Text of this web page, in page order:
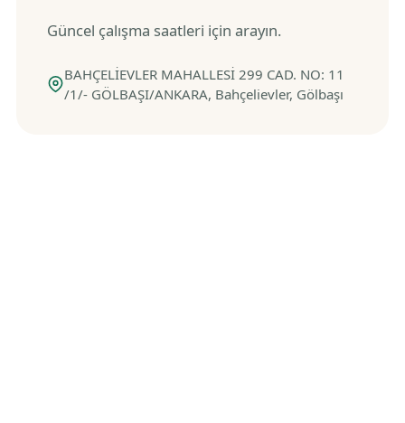
Güncel çalışma saatleri için arayın.
BAHÇELİEVLER MAHALLESİ 299 CAD. NO: 11
/1/- GÖLBAŞI/ANKARA, Bahçelievler, Gölbaşı